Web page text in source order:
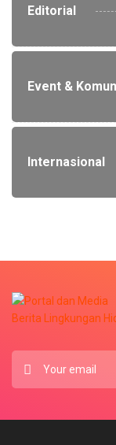
Editorial
Event &
Internasional